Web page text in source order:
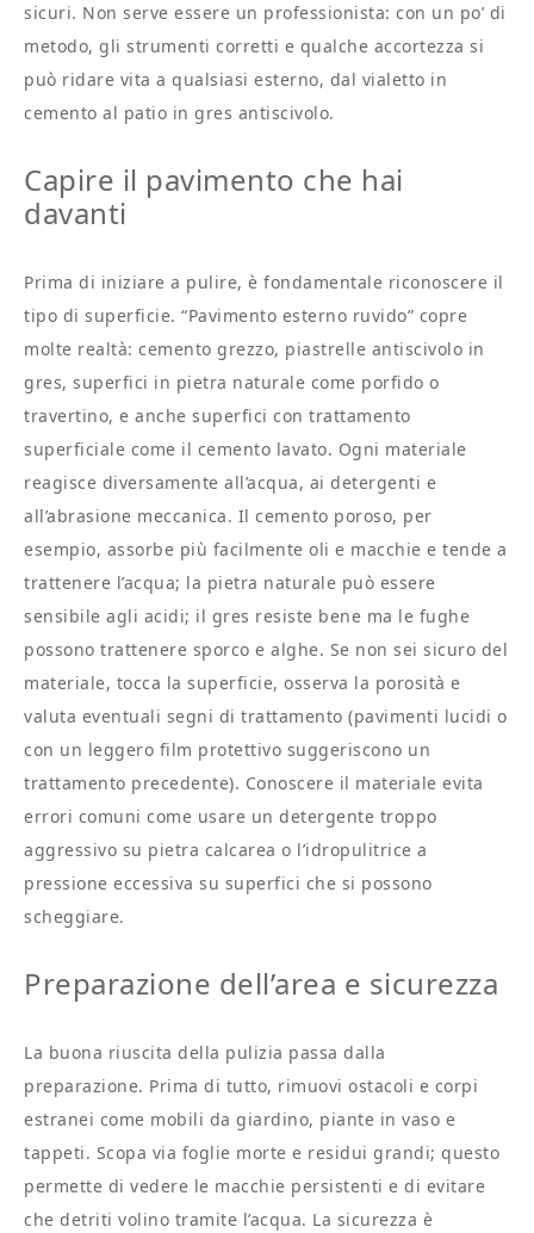
sicuri. Non serve essere un professionista: con un po’ di
metodo, gli strumenti corretti e qualche accortezza si
può ridare vita a qualsiasi esterno, dal vialetto in
cemento al patio in gres antiscivolo.
Capire il pavimento che hai
davanti
Prima di iniziare a pulire, è fondamentale riconoscere il
tipo di superficie. “Pavimento esterno ruvido” copre
molte realtà: cemento grezzo, piastrelle antiscivolo in
gres, superfici in pietra naturale come porfido o
travertino, e anche superfici con trattamento
superficiale come il cemento lavato. Ogni materiale
reagisce diversamente all’acqua, ai detergenti e
all’abrasione meccanica. Il cemento poroso, per
esempio, assorbe più facilmente oli e macchie e tende a
trattenere l’acqua; la pietra naturale può essere
sensibile agli acidi; il gres resiste bene ma le fughe
possono trattenere sporco e alghe. Se non sei sicuro del
materiale, tocca la superficie, osserva la porosità e
valuta eventuali segni di trattamento (pavimenti lucidi o
con un leggero film protettivo suggeriscono un
trattamento precedente). Conoscere il materiale evita
errori comuni come usare un detergente troppo
aggressivo su pietra calcarea o l’idropulitrice a
pressione eccessiva su superfici che si possono
scheggiare.
Preparazione dell’area e sicurezza
La buona riuscita della pulizia passa dalla
preparazione. Prima di tutto, rimuovi ostacoli e corpi
estranei come mobili da giardino, piante in vaso e
tappeti. Scopa via foglie morte e residui grandi; questo
permette di vedere le macchie persistenti e di evitare
che detriti volino tramite l’acqua. La sicurezza è